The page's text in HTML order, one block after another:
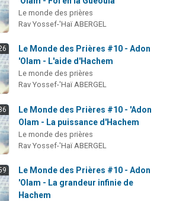
Il reste 49 places pour étudier en groupe sur Zoom
vient de donner son Maasser
4 personnes viennent de nous rejoindre sur WhatsApp
vient de donner son Maasser
Le monde des prières
Rav Yossef-'Haï ABERGEL
Le Monde des Prières #10 - Adon
'Olam - L'aide d'Hachem
Le monde des prières
Rav Yossef-'Haï ABERGEL
Le Monde des Prières #10 - 'Adon
Olam - La puissance d'Hachem
Le monde des prières
Rav Yossef-'Haï ABERGEL
Le Monde des Prières #10 - Adon
'Olam - La grandeur infinie de
Hachem